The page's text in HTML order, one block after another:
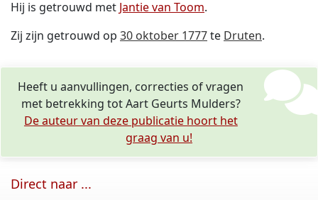
Hij is getrouwd met Jantie van Toom.
Zij zijn getrouwd op 30 oktober 1777te Druten.
Heeft u aanvullingen, correcties of vragen
met betrekking tot Aart Geurts Mulders?
De auteur van deze publicatie hoort het
graag van u!
Direct naar ...